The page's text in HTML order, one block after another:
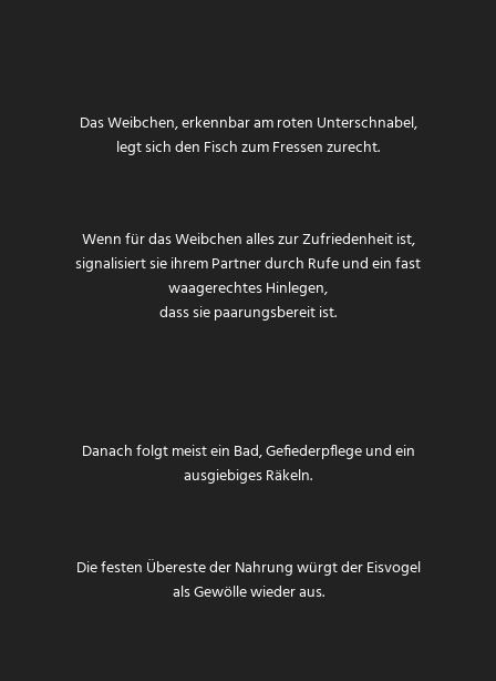
Das Weibchen, erkennbar am roten Unterschnabel,
legt sich den Fisch zum Fressen zurecht.
Wenn für das Weibchen alles zur Zufriedenheit ist,
signalisiert sie ihrem Partner durch Rufe und ein fast
waagerechtes Hinlegen,
dass sie paarungsbereit ist.
Danach folgt meist ein Bad, Gefiederpflege und ein
ausgiebiges Räkeln.
Die festen Übereste der Nahrung würgt der Eisvogel
als Gewölle wieder aus.